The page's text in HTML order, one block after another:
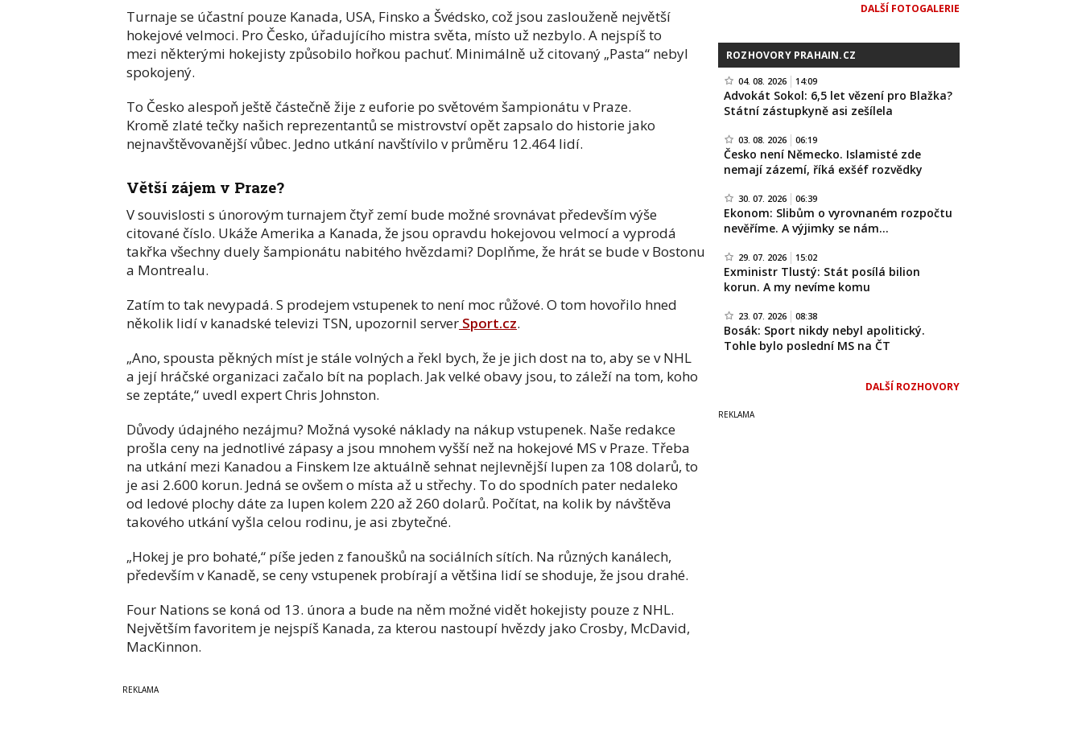
Turnaje se účastní pouze Kanada, USA, Finsko a Švédsko, což jsou zaslouženě největší
hokejové velmoci. Pro Česko, úřadujícího mistra světa, místo už nezbylo. A nejspíš to
mezi některými hokejisty způsobilo hořkou pachuť. Minimálně už citovaný „Pasta“ nebyl
spokojený.
To Česko alespoň ještě částečně žije z euforie po světovém šampionátu v Praze.
Kromě zlaté tečky našich reprezentantů se mistrovství opět zapsalo do historie jako
nejnavštěvovanější vůbec. Jedno utkání navštívilo v průměru 12.464 lidí.
Větší zájem v Praze?
V souvislosti s únorovým turnajem čtyř zemí bude možné srovnávat především výše
citované číslo. Ukáže Amerika a Kanada, že jsou opravdu hokejovou velmocí a vyprodá
takřka všechny duely šampionátu nabitého hvězdami? Doplňme, že hrát se bude v Bostonu
a Montrealu.
Zatím to tak nevypadá. S prodejem vstupenek to není moc růžové. O tom hovořilo hned
několik lidí v kanadské televizi TSN, upozornil server Sport.cz.
„Ano, spousta pěkných míst je stále volných a řekl bych, že je jich dost na to, aby se v NHL
a její hráčské organizaci začalo bít na poplach. Jak velké obavy jsou, to záleží na tom, koho
se zeptáte,“ uvedl expert Chris Johnston.
Důvody údajného nezájmu? Možná vysoké náklady na nákup vstupenek. Naše redakce
prošla ceny na jednotlivé zápasy a jsou mnohem vyšší než na hokejové MS v Praze. Třeba
na utkání mezi Kanadou a Finskem lze aktuálně sehnat nejlevnější lupen za 108 dolarů, to
je asi 2.600 korun. Jedná se ovšem o místa až u střechy. To do spodních pater nedaleko
od ledové plochy dáte za lupen kolem 220 až 260 dolarů. Počítat, na kolik by návštěva
takového utkání vyšla celou rodinu, je asi zbytečné.
„Hokej je pro bohaté,“ píše jeden z fanoušků na sociálních sítích. Na různých kanálech,
především v Kanadě, se ceny vstupenek probírají a většina lidí se shoduje, že jsou drahé.
Four Nations se koná od 13. února a bude na něm možné vidět hokejisty pouze z NHL.
Největším favoritem je nejspíš Kanada, za kterou nastoupí hvězdy jako Crosby, McDavid,
MacKinnon.
DALŠÍ FOTOGALERIE
ROZHOVORY PRAHAIN.CZ
04. 08. 2026 14:09
Advokát Sokol: 6,5 let vězení pro Blažka?
Státní zástupkyně asi zešílela
03. 08. 2026 06:19
Česko není Německo. Islamisté zde
nemají zázemí, říká exšéf rozvědky
30. 07. 2026 06:39
Ekonom: Slibům o vyrovnaném rozpočtu
nevěříme. A výjimky se nám…
29. 07. 2026 15:02
Exministr Tlustý: Stát posílá bilion
korun. A my nevíme komu
23. 07. 2026 08:38
Bosák: Sport nikdy nebyl apolitický.
Tohle bylo poslední MS na ČT
DALŠÍ ROZHOVORY